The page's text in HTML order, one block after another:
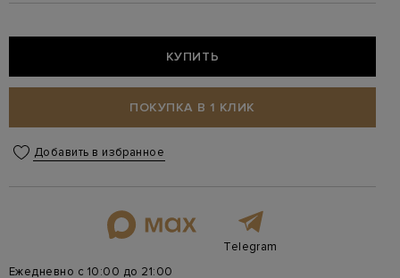
КУПИТЬ
ПОКУПКА В 1 КЛИК
Добавить в избранное
Telegram
Ежедневно с 10:00 до 21:00